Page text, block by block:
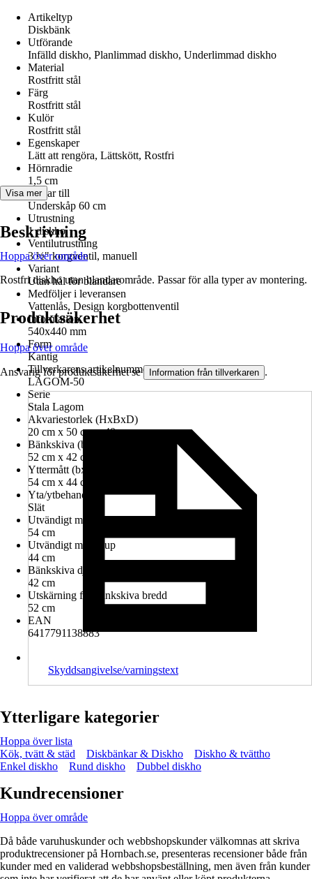
Artikeltyp
Diskbänk
Utförande
Infälld diskho, Planlimmad diskho, Underlimmad diskho
Material
Rostfritt stål
Färg
Rostfritt stål
Kulör
Rostfritt stål
Egenskaper
Lätt att rengöra, Lättskött, Rostfri
Hörnradie
1,5 cm
Passar till
Underskåp 60 cm
Utrustning
1 diskho
Ventilutrustning
3 ½" korgventil, manuell
Variant
Utan hål för blandare
Medföljer i leveransen
Vattenlås, Design korgbottenventil
Information
540x440 mm
Form
Kantig
Tillverkarens artikelnummer
LAGOM-50
Serie
Stala Lagom
Akvariestorlek (HxBxD)
20 cm x 50 cm x 40 cm
Bänkskiva (bxd)
52 cm x 42 cm
Yttermått (bxd)
54 cm x 44 cm
Yta/ytbehandling
Slät
Utvändigt mått bredd
54 cm
Utvändigt mått djup
44 cm
Bänkskiva djup
42 cm
Utskärning för bänkskiva bredd
52 cm
EAN
6417791138883
Visa mer
Beskrivning
Hoppa över område
Rostfri diskho utan blandarområde. Passar för alla typer av montering.
Produktsäkerhet
Hoppa över område
Ansvarig för produktsäkerhet se Information från tillverkaren .
Skyddsangivelse/varningstext
Ytterligare kategorier
Hoppa över lista
Kök, tvätt & städ
Diskbänkar & Diskho
Diskho & tvättho
Enkel diskho
Rund diskho Dubbel diskho
Kundrecensioner
Hoppa över område
Då både varuhuskunder och webbshopskunder välkomnas att skriva
produktrecensioner på Hornbach.se, presenteras recensioner både från
kunder med en validerad webbshopsbeställning, men även från kunder